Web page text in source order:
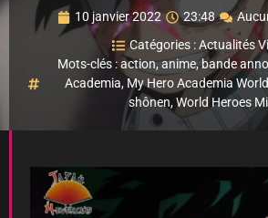
10 janvier 2022 23:48
Catégories :Actualités
Mots-clés :action,anime,bande
Academia, My Hero Academia
shônen,World Heroes